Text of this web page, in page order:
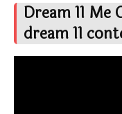
Dream 11
dream 11